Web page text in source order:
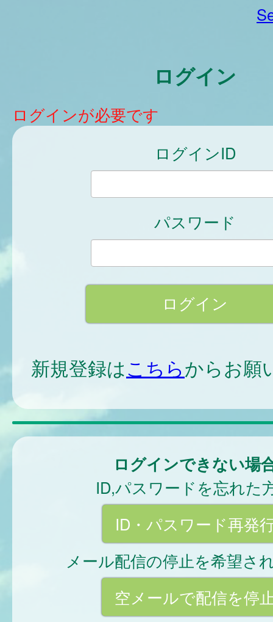
ログイン
ログインが必要です
ログインID
パスワード
新規登録はこちらからお願
ログインできない場
ID,パスワードを忘れた
ID・パスワード再発
メール配信の停止を希望さ
空メールで配信を停